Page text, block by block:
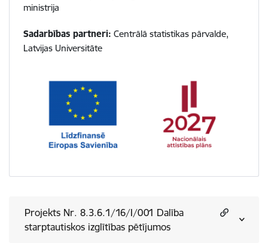
ministrija
Sadarbības partneri: Centrālā statistikas pārvalde,
Latvijas Universitāte
Projekts Nr. 8.3.6.1/16/I/001 Dalība
starptautiskos izglītības pētījumos